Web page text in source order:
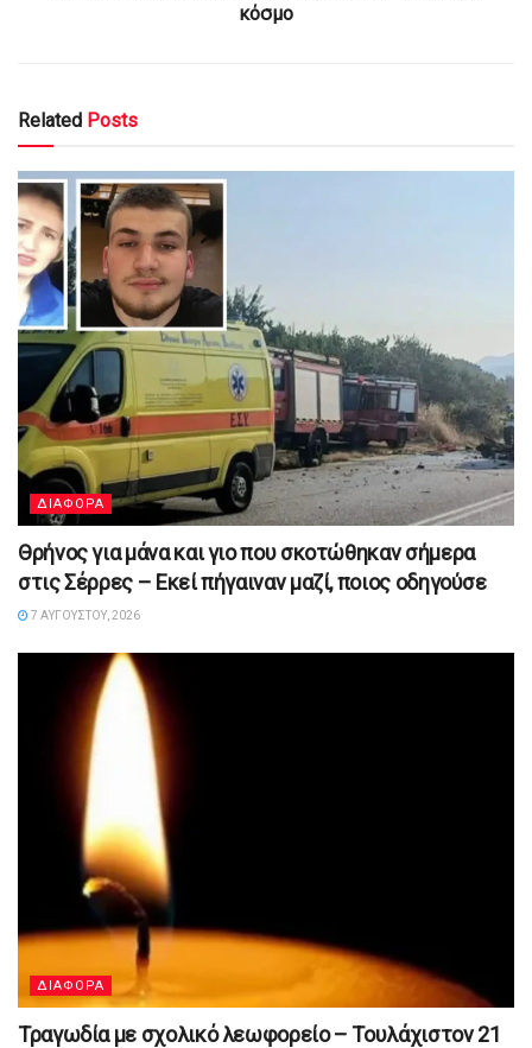
κόσμο
Related Posts
ΔΙΑΦΟΡΑ
Θρήνος για μάνα και γιο που σκοτώθηκαν σήμερα
στις Σέρρες – Εκεί πήγαιναν μαζί, ποιος οδηγούσε
7 ΑΥΓΟΎΣΤΟΥ, 2026
ΔΙΑΦΟΡΑ
Τραγωδία με σχολικό λεωφορείο – Τουλάχιστον 21